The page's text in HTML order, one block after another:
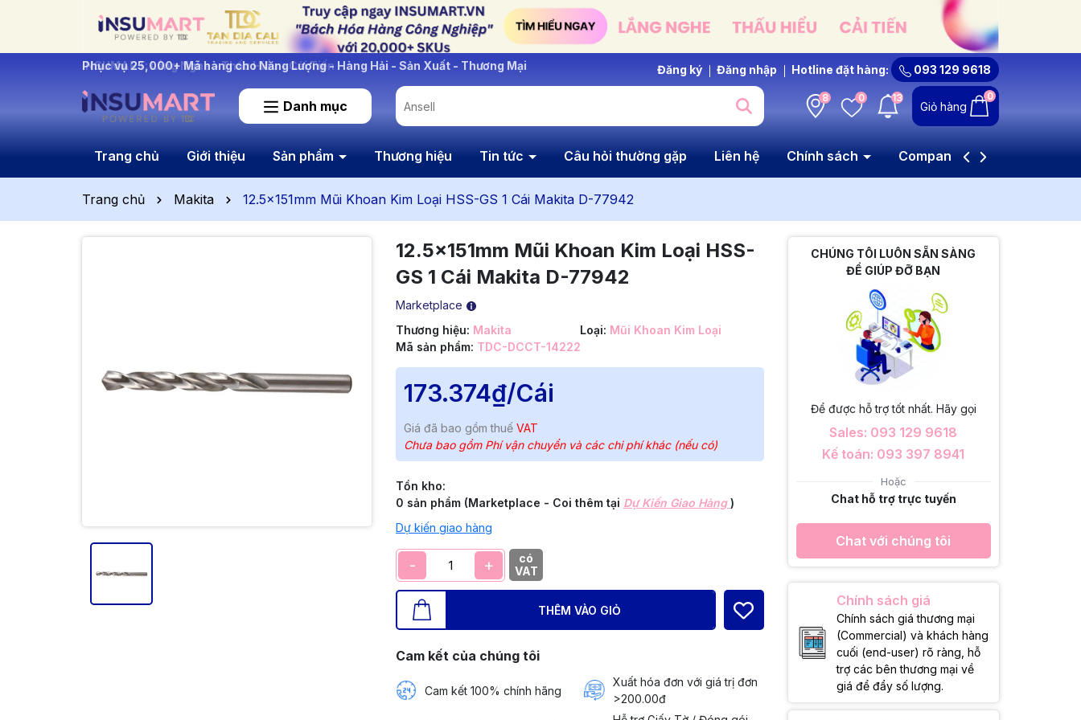
INSUMART: Lắng Nghe - Thấu Hiểu - Cải Tiến Đăng ký Đăng nhập Hotline đặt hàng: 093 129 9618
Danh mục
8 0 13
Giỏ hàng
0
Trang chủ Giới thiệu Sản phẩm Thương hiệu Tin tức Câu hỏi thường gặp Liên hệ Chính sách Company Profile
Trang chủ Makita 12.5x151mm Mũi Khoan Kim Loại HSS-GS 1 Cái Makita D-77942
12.5x151mm Mũi Khoan Kim Loại HSS-
GS 1 Cái Makita D-77942
Marketplace
Thương hiệu: Makita Loại: Mũi Khoan Kim Loại
Mã sản phẩm: TDC-DCCT-14222
173.374₫/Cái
Giá đã bao gồm thuế VAT
Chưa bao gồm Phí vận chuyển và các chi phí khác (nếu có)
Tồn kho:
0 sản phẩm (Marketplace - Coi thêm tại Dự Kiến Giao Hàng)
Dự kiến giao hàng
- +
có
VAT
THÊM VÀO GIỎ
Cam kết của chúng tôi
Cam kết 100% chính hãng
Xuất hóa đơn với giá trị đơn
>200.00đ
CHÚNG TÔI LUÔN SẴN SÀNG
ĐỂ GIÚP ĐỠ BẠN
Để được hỗ trợ tốt nhất. Hãy gọi
Sales: 093 129 9618
Kế toán: 093 397 8941
Hoặc
Chat hỗ trợ trực tuyến
Chat với chúng tôi
Chính sách giá
Chính sách giá thương mại
(Commercial) và khách hàng
cuối (end-user) rõ ràng, hỗ
trợ các bên thương mại về
giá để đẩy số lượng.